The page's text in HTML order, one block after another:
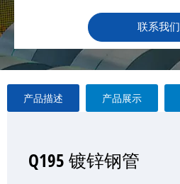
联系我们
产品描述 产品展示
Q195 镀锌钢管
Q195 镀锌钢管
Q195 镀锌钢管
Q195 镀锌钢管